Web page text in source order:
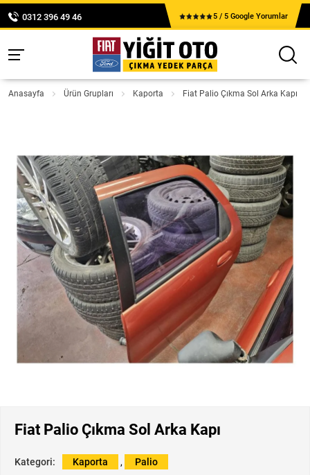
0312 396 49 46 5 / 5 Google Yorumlar
Anasayfa Ürün Grupları Kaporta Fiat Palio Çıkma Sol Arka Kapı
Fiat Palio Çıkma Sol Arka Kapı
Kategori: Kaporta , Palio